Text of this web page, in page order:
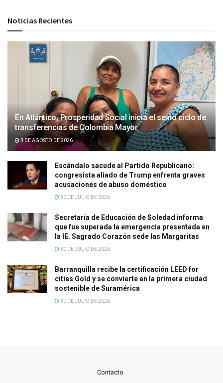
Noticias Recientes
En Atlántico, Prosperidad Social inicia el sexto ciclo de
transferencias de Colombia Mayor
3 DE AGOSTO DE 2026
Escándalo sacude al Partido Republicano:
congresista aliado de Trump enfrenta graves
acusaciones de abuso doméstico
30 DE JULIO DE 2026
Secretaría de Educación de Soledad informa
que fue superada la emergencia presentada en
la IE. Sagrado Corazón sede las Margaritas
30 DE JULIO DE 2026
Barranquilla recibe la certificación LEED for
cities Gold y se convierte en la primera ciudad
sostenible de Suramérica
30 DE JULIO DE 2026
Contacto